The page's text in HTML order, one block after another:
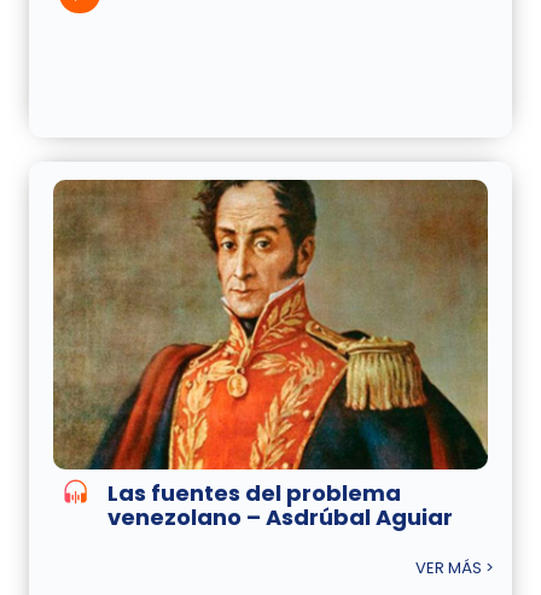
Las fuentes del problema
venezolano – Asdrúbal Aguiar
VER MÁS >